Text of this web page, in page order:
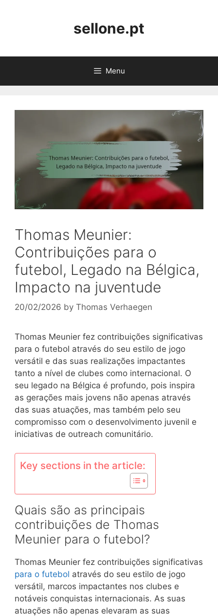
sellone.pt
Menu
Thomas Meunier:
Contribuições para o
futebol, Legado na Bélgica,
Impacto na juventude
20/02/2026 by Thomas Verhaegen
Thomas Meunier fez contribuições significativas
para o futebol através do seu estilo de jogo
versátil e das suas realizações impactantes
tanto a nível de clubes como internacional. O
seu legado na Bélgica é profundo, pois inspira
as gerações mais jovens não apenas através
das suas atuações, mas também pelo seu
compromisso com o desenvolvimento juvenil e
iniciativas de outreach comunitário.
Key sections in the article:
Quais são as principais
contribuições de Thomas
Meunier para o futebol?
Thomas Meunier fez contribuições significativas
para o futebol através do seu estilo de jogo
versátil, marcos impactantes nos clubes e
notáveis conquistas internacionais. As suas
atuações não apenas elevaram as suas